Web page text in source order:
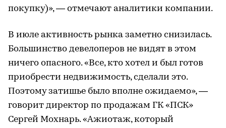
покупку)», — отмечают аналитики компании.
В июле активность рынка заметно снизилась.
Большинство девелоперов не видят в этом
ничего опасного. «Все, кто хотел и был готов
приобрести недвижимость, сделали это.
Поэтому затишье было вполне ожидаемо», —
говорит директор по продажам ГК «ПСК»
Сергей Мохнарь. «Ажиотаж, который